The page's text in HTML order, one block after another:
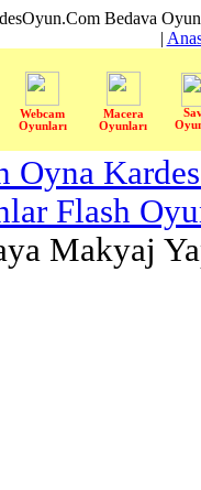
Bedava
|
Webcam
Oyunları
Macera
Oyunları
Oyna
Flash
Makyaj